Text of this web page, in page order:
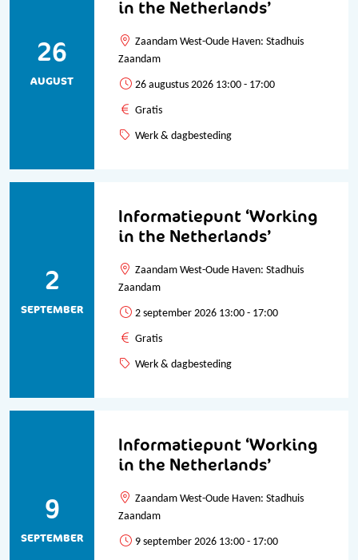
in the Netherlands’
26
AUGUST
Zaandam West-Oude Haven: Stadhuis
Zaandam
26 augustus 2026 13:00 - 17:00
Gratis
Werk & dagbesteding
Informatiepunt ‘Working
in the Netherlands’
2
SEPTEMBER
Zaandam West-Oude Haven: Stadhuis
Zaandam
2 september 2026 13:00 - 17:00
Gratis
Werk & dagbesteding
Informatiepunt ‘Working
in the Netherlands’
9
SEPTEMBER
Zaandam West-Oude Haven: Stadhuis
Zaandam
9 september 2026 13:00 - 17:00